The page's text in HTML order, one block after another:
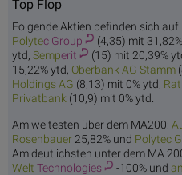
Top Flop
Folgende Aktien befinden sich
Polytec Group (4,35) mit
ytd, Semperit (15) mit 20,39%
15,22% ytd, OberbankAG Stamm
Holdings AG (8,13) mit 0% ytd, Rat
Privatbank (10,9) mit 0% ytd.
Am weitesten über dem MA200:
Rosenbauer25,82% und Polytec
Am deutlichsten unter dem MA
Welt Technologies -100% und